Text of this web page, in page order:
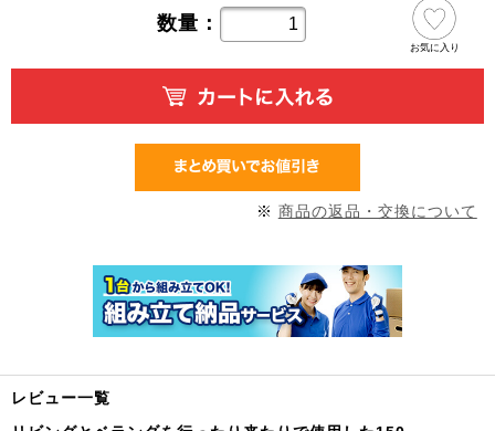
数量：
お気に入り
※ 商品の返品・交換について
レビュー一覧